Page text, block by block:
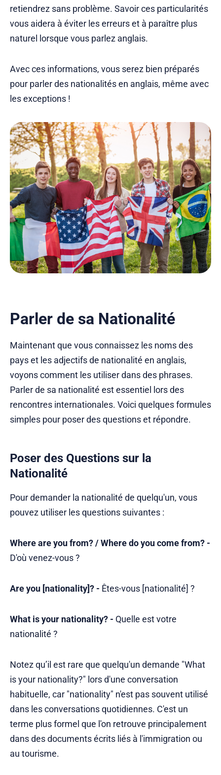
retiendrez sans problème. Savoir ces particularités
vous aidera à éviter les erreurs et à paraître plus
naturel lorsque vous parlez anglais.
Avec ces informations, vous serez bien préparés
pour parler des nationalités en anglais, même avec
les exceptions !
Parler de sa Nationalité
Maintenant que vous connaissez les noms des
pays et les adjectifs de nationalité en anglais,
voyons comment les utiliser dans des phrases.
Parler de sa nationalité est essentiel lors des
rencontres internationales. Voici quelques formules
simples pour poser des questions et répondre.
Poser des Questions sur la
Nationalité
Pour demander la nationalité de quelqu'un, vous
pouvez utiliser les questions suivantes :
Where are you from? / Where do you come from? -
D'où venez-vous ?
Are you [nationality]? - Êtes-vous [nationalité] ?
What is your nationality? - Quelle est votre
nationalité ?
Notez qu’il est rare que quelqu'un demande "What
is your nationality?" lors d'une conversation
habituelle, car "nationality" n'est pas souvent utilisé
dans les conversations quotidiennes. C'est un
terme plus formel que l'on retrouve principalement
dans des documents écrits liés à l'immigration ou
au tourisme.